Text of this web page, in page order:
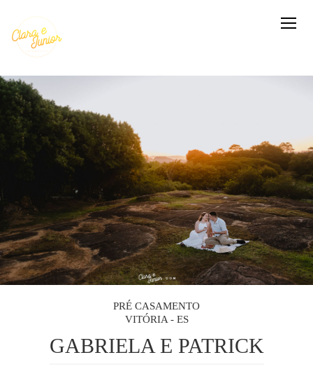
PRÉ CASAMENTO
VITÓRIA - ES
GABRIELA E PATRICK